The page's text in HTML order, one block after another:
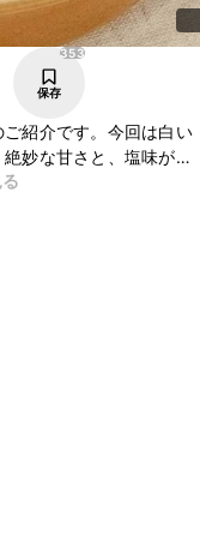
353
保存
紹介です。今回は白い
妙な甘さと、塩味がつ
ッカーにのせてもおい